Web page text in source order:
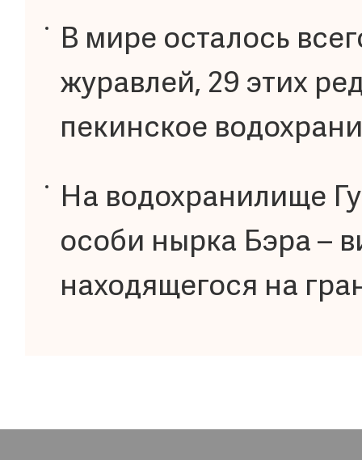
В мире осталось
журавлей, 29 этих
пекинское
На водохранилище
особи нырка Бэра –
находящегося на